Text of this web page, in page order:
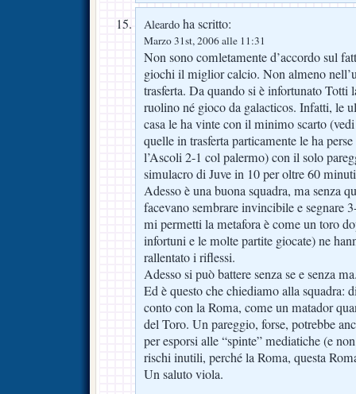
Aleardo ha scritto:
Marzo 31st, 2006 alle 11:31
Non sono comletamente d’accordo sul
giochi il miglior calcio. Non almeno
trasferta. Da quando si è infortunato Totti
ruolino né gioco da galacticos. Infatti, le
casa le ha vinte con il minimo scarto
quelle in trasferta particamente le ha
l’Ascoli 2-1 col palermo) con il solo
simulacro di Juve in 10 per oltre 60
Adesso è una buona squadra, ma senza
facevano sembrare invincibile e segnare
mi permetti la metafora è come un toro
infortuni e le molte partite giocate) ne
rallentato i riflessi.
Adesso si può battere senza se e senza
Ed è questo che chiediamo alla squadra:
conto con la Roma, come un matador
del Toro. Un pareggio, forse, potrebbe
per esporsi alle “spinte” mediatiche (e
rischi inutili, perché la Roma, questa
Un saluto viola.